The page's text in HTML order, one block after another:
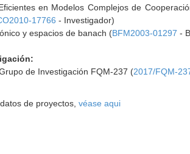
en Modelos Complejos de
17766 - Investigador)
y espacios de banach (BFM2003-01297 -
de Investigación FQM-237 (2017/FQM-
de proyectos,véase aqui